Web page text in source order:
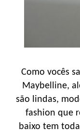
Como vocês
Maybelline,
são lindas,
fashion que
baixo tem